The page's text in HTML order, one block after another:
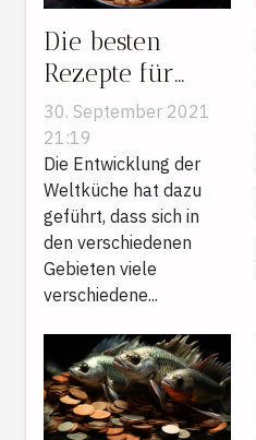
Die besten
Rezepte für
Kekse
30. September 2021
21:19
Die Entwicklung der
Weltküche hat dazu
geführt, dass sich in
den verschiedenen
Gebieten viele
verschiedene...